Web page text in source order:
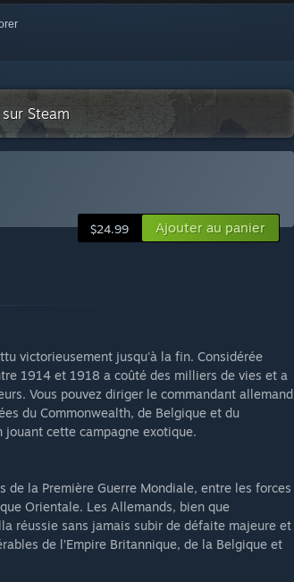
Steam
$24.99 Ajouter au panier
victorieusement jusqu'à la fin. Considérée
1914 et 1918 a coûté des milliers de vies et a
Vous pouvez diriger le commandant allemand
du Commonwealth, de Belgique et du
jouant cette campagne exotique.
de la Première Guerre Mondiale, entre les forces
Orientale. Les Allemands, bien que
réussie sans jamais subir de défaite majeure et
de l’Empire Britannique, de la Belgique et